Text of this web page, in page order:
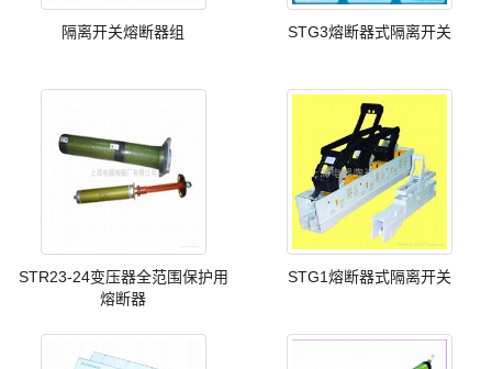
隔离开关熔断器组 STG3熔断器式隔离开关
STR23-24变压器全范围保护用
熔断器
STG1熔断器式隔离开关